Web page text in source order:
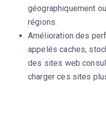
géographiquement
régions.
Amélioration des
appelés caches,
des sites web
charger ces sites